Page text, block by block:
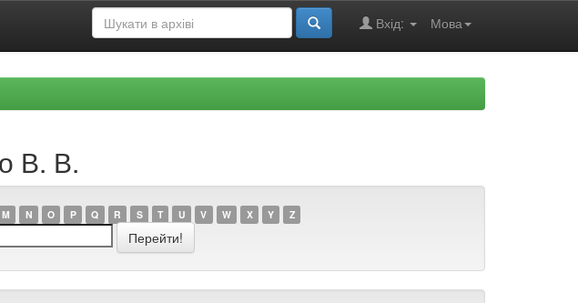
Мова
Вхід:
В. В.
M N O P Q R S T U V W X Y Z